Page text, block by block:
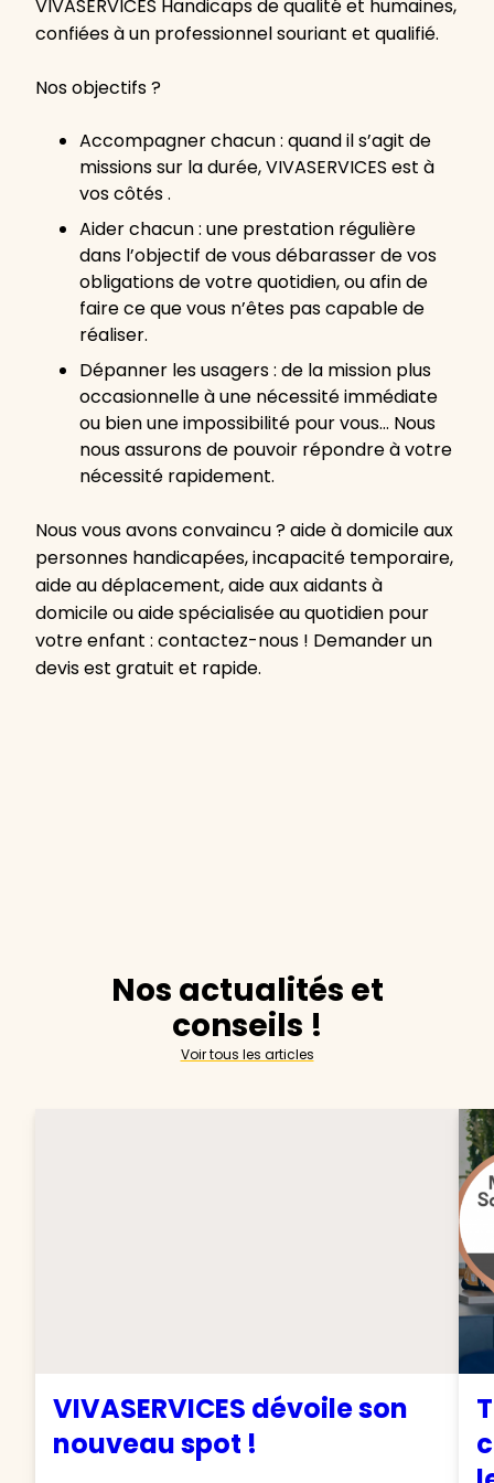
VIVASERVICES Handicaps de qualité et humaines,
confiées à un professionnel souriant et qualifié.
Nos objectifs ?
Accompagner chacun : quand il s’agit de
missions sur la durée, VIVASERVICES est à
vos côtés .
Aider chacun : une prestation régulière
dans l’objectif de vous débarasser de vos
obligations de votre quotidien, ou afin de
faire ce que vous n’êtes pas capable de
réaliser.
Dépanner les usagers : de la mission plus
occasionnelle à une nécessité immédiate
ou bien une impossibilité pour vous… Nous
nous assurons de pouvoir répondre à votre
nécessité rapidement.
Nous vous avons convaincu ? aide à domicile aux
personnes handicapées, incapacité temporaire,
aide au déplacement, aide aux aidants à
domicile ou aide spécialisée au quotidien pour
votre enfant : contactez-nous ! Demander un
devis est gratuit et rapide.
Nos actualités et
conseils !
Voir tous les articles
VIVASERVICES dévoile son
nouveau spot !